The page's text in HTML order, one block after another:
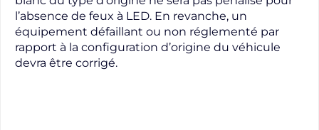
l’absence de feux à LED. En revanche, un
équipement défaillant ou non réglementé par
rapport à la configuration d’origine du véhicule
devra être corrigé.